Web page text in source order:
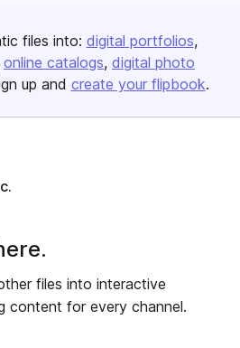
files into: digital portfolios
online catalogs digital photo
up and create your flipbook.
files into interactive
content for every channel.